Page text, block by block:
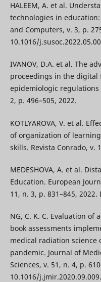
HALEEM, A. et al.
technologies in
and Computers, v. 3, p.
10.1016/
IVANOV, D.A. et al. The
proceedings in the
epidemiologic regulations
2, p. 496–505, 2022.
KOTLYAROVA, V. et al.
of organization of
skills. Revista Conrado, v.
MEDESHOVA, А. et al.
Education. European
11, n. 3, p. 831–845,
NG, C. K. C. Evaluation
book assessments
medical radiation science
pandemic. Journal of
Sciences, v. 51, n. 4, p.
10.1016/j.jmir.2020.09.009.